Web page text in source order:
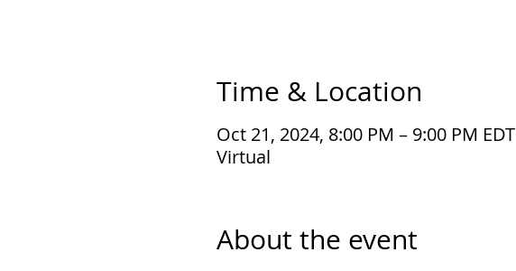
Time & Location
Oct 21, 2024, 8:00 PM – 9:00 PM EDT
Virtual
About the event